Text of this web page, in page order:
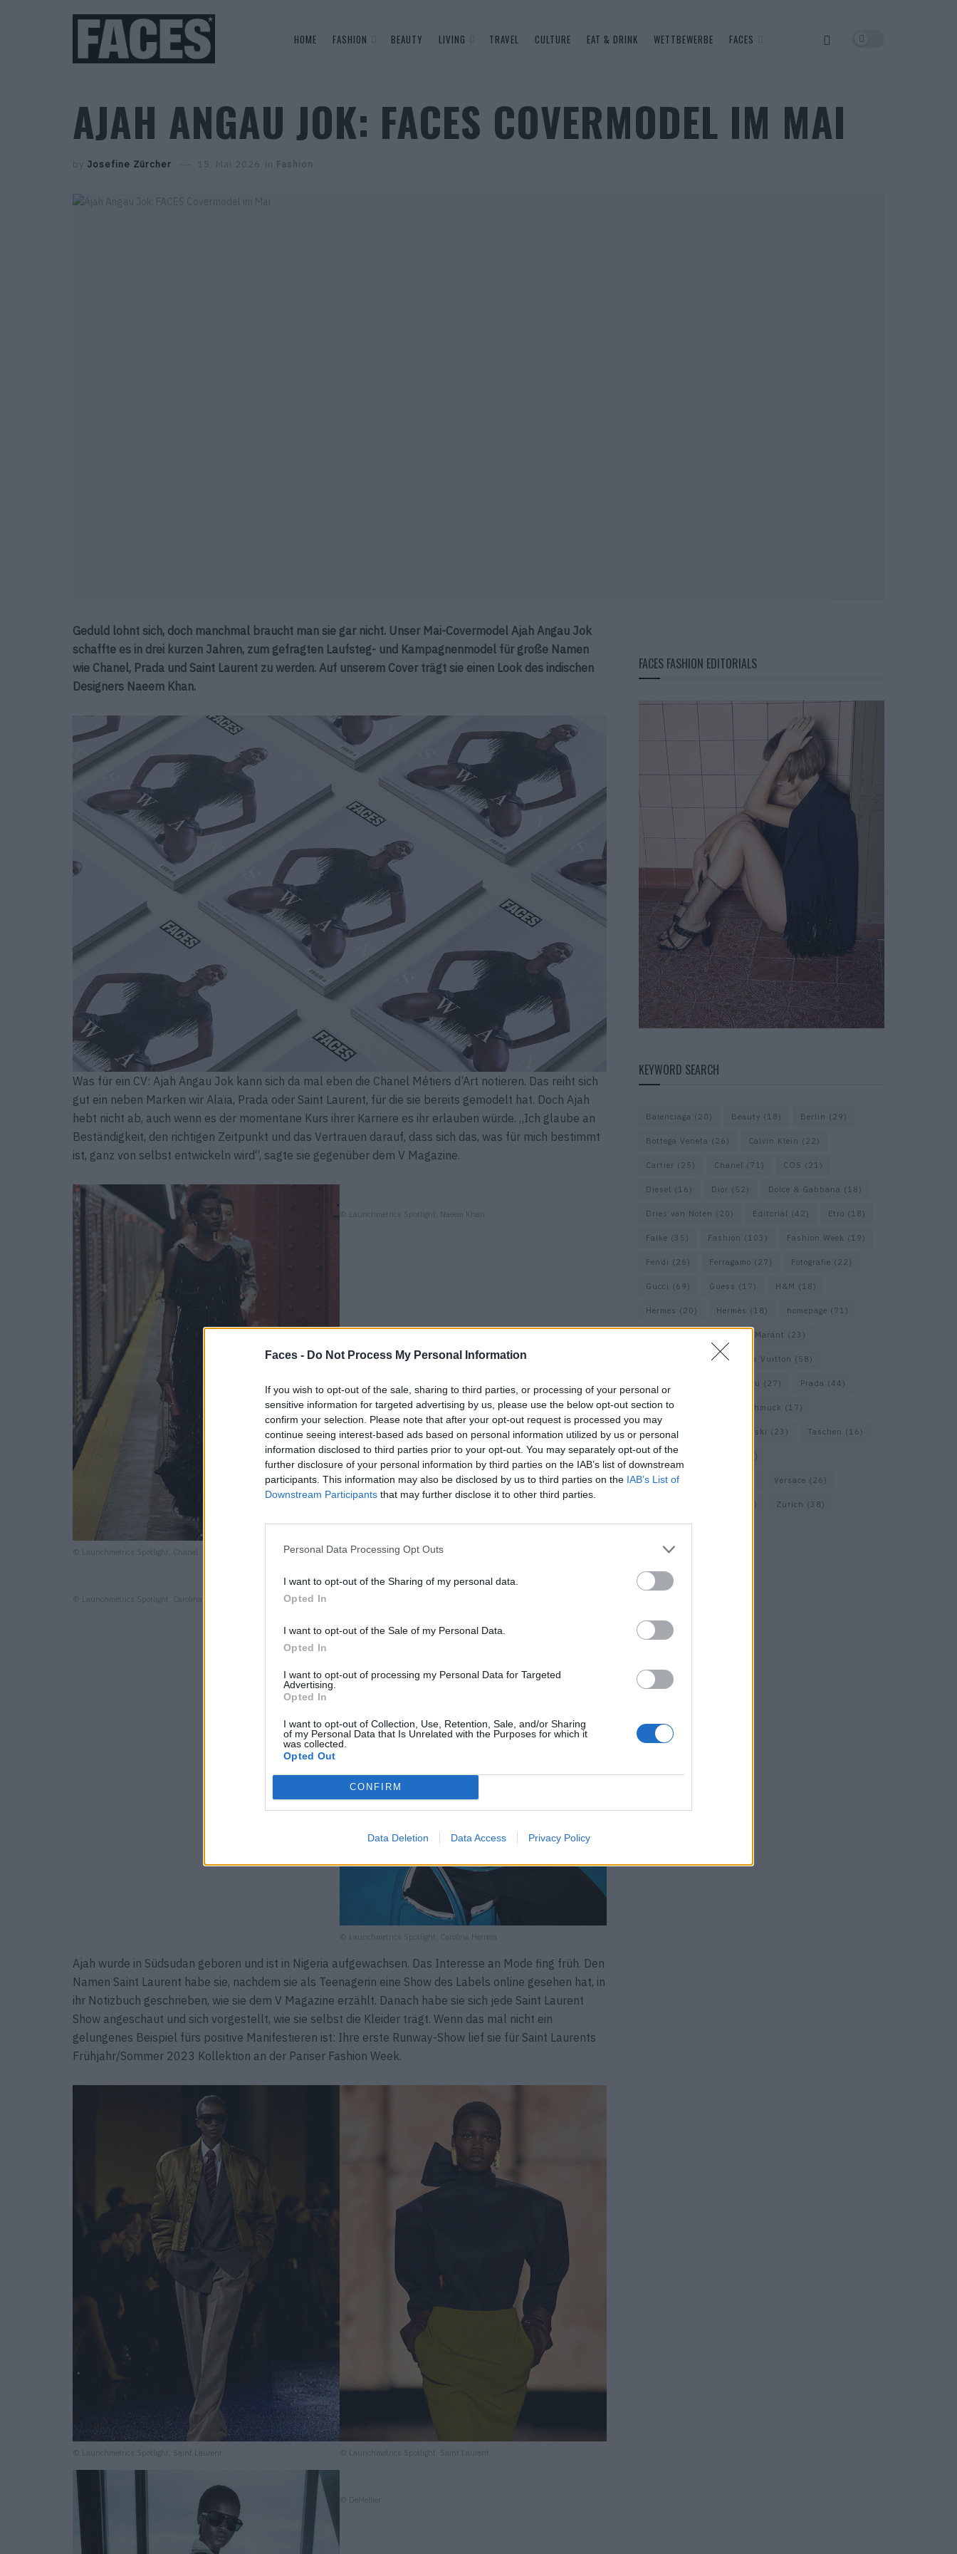
Faces - Do Not Process My Personal Information
If you wish to opt-out of the sale, sharing to third parties, or processing of your personal or
sensitive information for targeted advertising by us, please use the below opt-out section to
confirm your selection. Please note that after your opt-out request is processed you may
continue seeing interest-based ads based on personal information utilized by us or personal
information disclosed to third parties prior to your opt-out. You may separately opt-out of the
further disclosure of your personal information by third parties on the IAB’s list of downstream
participants. This information may also be disclosed by us to third parties on the IAB’s List of
Downstream Participants that may further disclose it to other third parties.
Personal Data Processing Opt Outs
I want to opt-out of the Sharing of my personal data.
Opted In
I want to opt-out of the Sale of my Personal Data.
Opted In
I want to opt-out of processing my Personal Data for Targeted
Advertising.
Opted In
I want to opt-out of Collection, Use, Retention, Sale, and/or Sharing
of my Personal Data that Is Unrelated with the Purposes for which it
was collected.
Opted Out
CONFIRM
Data Deletion Data Access Privacy Policy
HOME FASHION BEAUTY LIVING TRAVEL CULTURE EAT & DRINK WETTBEWERBE FACES
AJAH ANGAU JOK: FACES COVERMODEL IM MAI
by Josefine Zürcher 15. Mai 2026 in Fashion
Geduld lohnt sich, doch manchmal braucht man sie gar nicht. Unser Mai-Covermodel Ajah Angau Jok
schaffte es in drei kurzen Jahren, zum gefragten Laufsteg- und Kampagnenmodel für große Namen
wie Chanel, Prada und Saint Laurent zu werden. Auf unserem Cover trägt sie einen Look des indischen
Designers Naeem Khan.
Was für ein CV: Ajah Angau Jok kann sich da mal eben die Chanel Métiers d’Art notieren. Das reiht sich
gut ein neben Marken wir Alaïa, Prada oder Saint Laurent, für die sie bereits gemodelt hat. Doch Ajah
hebt nicht ab, auch wenn es der momentane Kurs ihrer Karriere es ihr erlauben würde. „Ich glaube an
Beständigkeit, den richtigen Zeitpunkt und das Vertrauen darauf, dass sich das, was für mich bestimmt
ist, ganz von selbst entwickeln wird“, sagte sie gegenüber dem V Magazine.
© Launchmetrics Spotlight, Chanel
© Launchmetrics Spotlight, Naeem Khan
© Launchmetrics Spotlight, Carolina Herrera
© Launchmetrics Spotlight, Carolina Herrera
Ajah wurde in Südsudan geboren und ist in Nigeria aufgewachsen. Das Interesse an Mode fing früh. Den
Namen Saint Laurent habe sie, nachdem sie als Teenagerin eine Show des Labels online gesehen hat, in
ihr Notizbuch geschrieben, wie sie dem V Magazine erzählt. Danach habe sie sich jede Saint Laurent
Show angeschaut und sich vorgestellt, wie sie selbst die Kleider trägt. Wenn das mal nicht ein
gelungenes Beispiel fürs positive Manifestieren ist: Ihre erste Runway-Show lief sie für Saint Laurents
Frühjahr/Sommer 2023 Kollektion an der Pariser Fashion Week.
© Launchmetrics Spotlight, Saint Laurent © Launchmetrics Spotlight, Saint Laurent
FACES FASHION EDITORIALS
KEYWORD SEARCH
Balenciaga (20) Beauty (18) Berlin (29)
Bottega Veneta (26) Calvin Klein (22)
Cartier (25) Chanel (71) COS (21)
Diesel (16) Dior (52) Dolce & Gabbana (18)
Dries van Noten (20) Editorial (42) Etro (18)
Falke (35) Fashion (103) Fashion Week (19)
Fendi (26) Ferragamo (27) Fotografie (22)
Gucci (69) Guess (17) H&M (18)
Hermes (20) Hermès (18) homepage (71)
Isabel Marant (23)
(20) Louis Vuitton (58)
Miu Miu (27) Prada (44)
Saint Laurent Schmuck (17)
Sportmax Swarovski (23) Taschen (16)
Travel(23) (33)
Vacheron Constantin Versace (26)
(18) Zürich (38)